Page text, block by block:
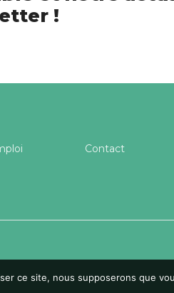
!
Contact
ce site, nous supposerons que